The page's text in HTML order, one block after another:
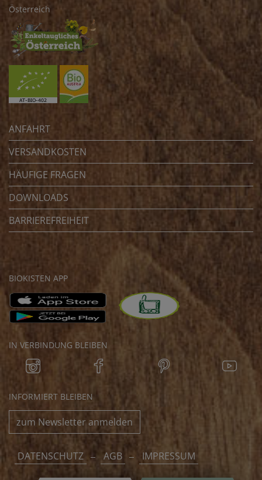
Österreich
ANFAHRT
VERSANDKOSTEN
HÄUFIGE FRAGEN
DOWNLOADS
BARRIEREFREIHEIT
BIOKISTEN APP
IN VERBINDUNG BLEIBEN
INFORMIERT BLEIBEN
zum Newsletter anmelden
DATENSCHUTZ AGB IMPRESSUM